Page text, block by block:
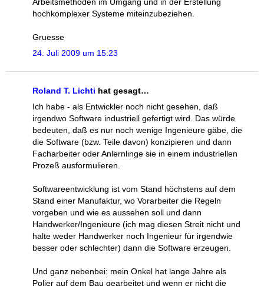
hochkomplexer Systeme miteinzubeziehen.
Gruesse
24. Juli 2009 um 15:23
Roland T. Lichti hat gesagt…
Ich habe - als Entwickler noch nicht gesehen, daß
irgendwo Software industriell gefertigt wird. Das würde
bedeuten, daß es nur noch wenige Ingenieure gäbe, die
die Software (bzw. Teile davon) konzipieren und dann
Facharbeiter oder Anlernlinge sie in einem industriellen
Prozeß ausformulieren.
Softwareentwicklung ist vom Stand höchstens auf dem
Stand einer Manufaktur, wo Vorarbeiter die Regeln
vorgeben und wie es aussehen soll und dann
Handwerker/Ingenieure (ich mag diesen Streit nicht und
halte weder Handwerker noch Ingenieur für irgendwie
besser oder schlechter) dann die Software erzeugen.
Und ganz nebenbei: mein Onkel hat lange Jahre als
Polier auf dem Bau gearbeitet und wenn er nicht die